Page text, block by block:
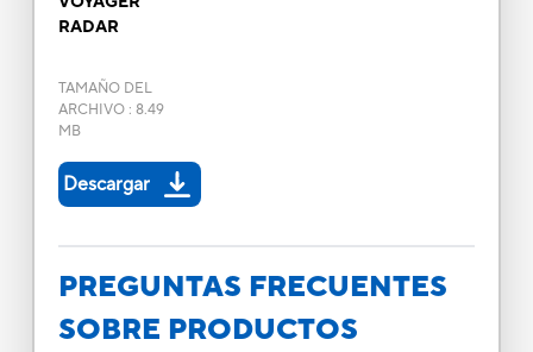
RADAR
TAMAÑO DEL
ARCHIVO: 8.49
MB
Descargar
PREGUNTAS FRECUENTES
SOBRE PRODUCTOS